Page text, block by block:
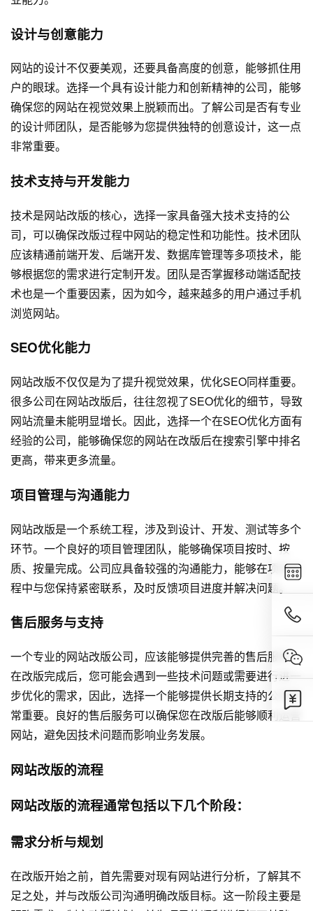
设计与创意能力
网站的设计不仅要美观，还要具备高度的创意，能够抓住用
户的眼球。选择一个具有设计能力和创新精神的公司，能够
确保您的网站在视觉效果上脱颖而出。了解公司是否有专业
的设计师团队，是否能够为您提供独特的创意设计，这一点
非常重要。
技术支持与开发能力
技术是网站改版的核心，选择一家具备强大技术支持的公
司，可以确保改版过程中网站的稳定性和功能性。技术团队
应该精通前端开发、后端开发、数据库管理等多项技术，能
够根据您的需求进行定制开发。团队是否掌握移动端适配技
术也是一个重要因素，因为如今，越来越多的用户通过手机
浏览网站。
SEO优化能力
网站改版不仅仅是为了提升视觉效果，优化SEO同样重要。
很多公司在网站改版后，往往忽视了SEO优化的细节，导致
网站流量未能明显增长。因此，选择一个在SEO优化方面有
经验的公司，能够确保您的网站在改版后在搜索引擎中排名
更高，带来更多流量。
项目管理与沟通能力
网站改版是一个系统工程，涉及到设计、开发、测试等多个
环节。一个良好的项目管理团队，能够确保项目按时、按
质、按量完成。公司应具备较强的沟通能力，能够在项目过
程中与您保持紧密联系，及时反馈项目进度并解决问题。
售后服务与支持
一个专业的网站改版公司，应该能够提供完善的售后服务。
在改版完成后，您可能会遇到一些技术问题或需要进行进一
步优化的需求，因此，选择一个能够提供长期支持的公司非
常重要。良好的售后服务可以确保您在改版后能够顺利运营
网站，避免因技术问题而影响业务发展。
网站改版的流程
网站改版的流程通常包括以下几个阶段：
需求分析与规划
在改版开始之前，首先需要对现有网站进行分析，了解其不
足之处，并与改版公司沟通明确改版目标。这一阶段主要是